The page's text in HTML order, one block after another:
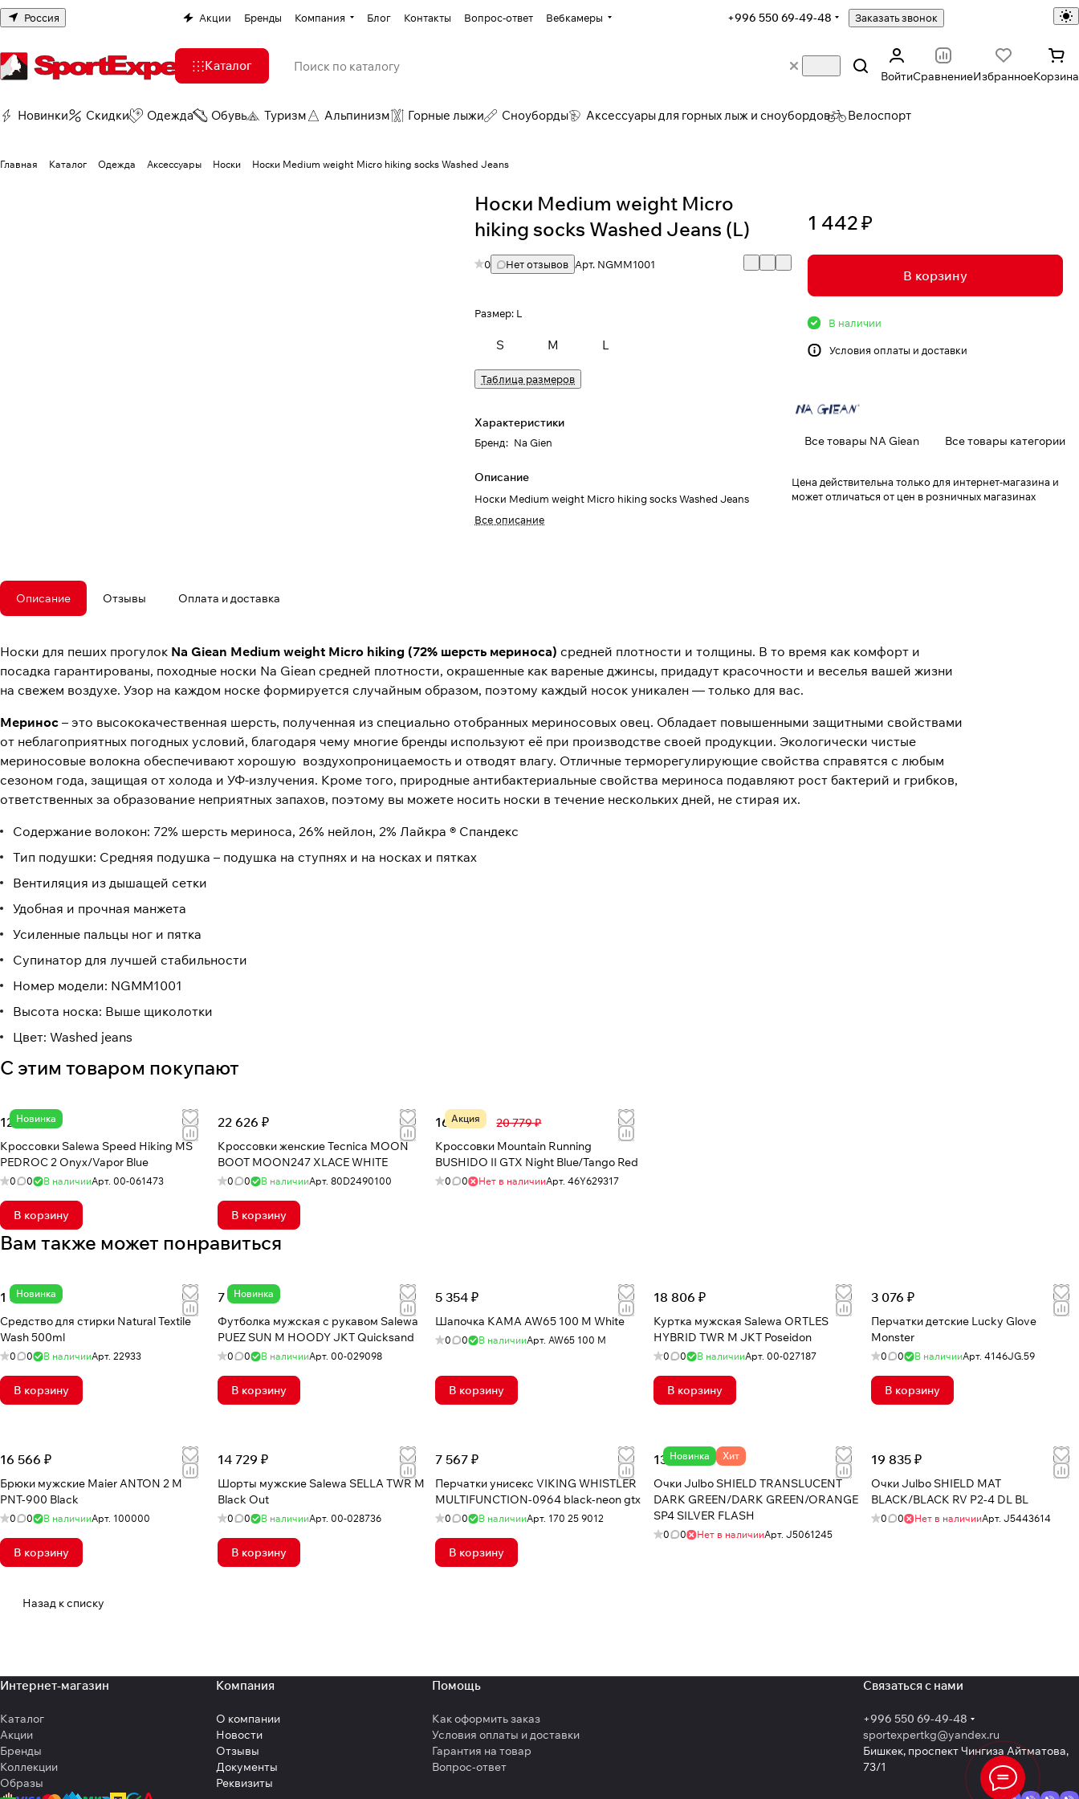
Россия Акции Бренды Компания Блог Контакты Вопрос-ответ Вебкамеры +996 550 69-49-48 Заказать звонок
Каталог
ВойтиСравнениеИзбранноеКорзина
Новинки Скидки Одежда Обувь Туризм Альпинизм Горные лыжи Сноуборды Аксессуары для горных лыж и сноубордов Велоспорт
Главная Каталог Одежда Аксессуары Носки Носки Medium weight Micro hiking socks Washed Jeans
Носки Medium weight Micro
hiking socks Washed Jeans (L)
0 Нет отзывов Арт. NGMM1001
Размер: L
S M L
Таблица размеров
Характеристики
Бренд: Na Gien
Описание
Носки Medium weight Micro hiking socks Washed Jeans
Все описание
1 442 ₽
В корзину
В наличии
Условия оплаты и доставки
Все товары NA Giean Все товары категории
Цена действительна только для интернет-магазина и
может отличаться от цен в розничных магазинах
Описание Отзывы Оплата и доставка
Носки для пеших прогулок Na Giean Medium weight Micro hiking (72% шерсть мериноса) средней плотности и толщины. В то время как комфорт и
посадка гарантированы, походные носки Na Giean средней плотности, окрашенные как вареные джинсы, придадут красочности и веселья вашей жизни
на свежем воздухе. Узор на каждом носке формируется случайным образом, поэтому каждый носок уникален — только для вас.
Меринос – это высококачественная шерсть, полученная из специально отобранных мериносовых овец. Обладает повышенными защитными свойствами
от неблагоприятных погодных условий, благодаря чему многие бренды используют её при производстве своей продукции. Экологически чистые
мериносовые волокна обеспечивают хорошую воздухопроницаемость и отводят влагу. Отличные терморегулирующие свойства справятся с любым
сезоном года, защищая от холода и УФ-излучения. Кроме того, природные антибактериальные свойства мериноса подавляют рост бактерий и грибков,
ответственных за образование неприятных запахов, поэтому вы можете носить носки в течение нескольких дней, не стирая их.
Содержание волокон: 72% шерсть мериноса, 26% нейлон, 2% Лайкра ® Спандекс
Тип подушки: Средняя подушка – подушка на ступнях и на носках и пятках
Вентиляция из дышащей сетки
Удобная и прочная манжета
Усиленные пальцы ног и пятка
Супинатор для лучшей стабильности
Номер модели: NGMM1001
Высота носка: Выше щиколотки
Цвет: Washed jeans
С этим товаром покупают
Новинка
12 571 ₽
Кроссовки Salewa Speed Hiking MS
PEDROC 2 Onyx/Vapor Blue
0 0 В наличииАрт. 00-061473
В корзину
22 626 ₽
Кроссовки женские Tecnica MOON
BOOT MOON247 XLACE WHITE
0 0 В наличииАрт.80D2490100
В корзину
Акция
16 308 ₽
20 779 ₽
Кроссовки Mountain Running
BUSHIDO II GTX Night Blue/Tango Red
0 0 Нет в наличииАрт.46Y629317
Вам также может понравиться
Новинка
1 892 ₽
Средство для стирки Natural Textile
Wash 500ml
0 0 В наличииАрт. 22933
В корзину
Новинка
7 612 ₽
Футболка мужская с рукавом Salewa
PUEZ SUN M HOODY JKT Quicksand
0 0 В наличииАрт.00-029098
В корзину
5 354 ₽
Шапочка КАМА AW65 100 M White
0 0 В наличииАрт.AW65 100 M
В корзину
18 806 ₽
Куртка мужская Salewa ORTLES
HYBRID TWR M JKT Poseidon
0 0 В наличииАрт. 00-027187
В корзину
3 076 ₽
Перчатки детские Lucky Glove
Monster
0 0 В наличииАрт. 4146JG.59
В корзину
16 566 ₽
Брюки мужские Maier ANTON 2 M
PNT-900 Black
0 0 В наличииАрт. 100000
В корзину
14 729 ₽
Шорты мужские Salewa SELLA TWR M
Black Out
0 0 В наличииАрт.00-028736
В корзину
7 567 ₽
Перчатки унисекс VIKING WHISTLER
MULTIFUNCTION-0964 black-neon gtx
0 0 В наличииАрт. 170 25 9012
В корзину
Новинка Хит
13 049 ₽
Очки Julbo SHIELD TRANSLUCENT
DARK GREEN/DARK GREEN/ORANGE
SP4 SILVER FLASH
0 0 Нет в наличииАрт. J5061245
19 835 ₽
Очки Julbo SHIELD MAT
BLACK/BLACK RV P2-4 DL BL
0 0 Нет в наличииАрт. J5443614
Назад к списку
Интернет-магазин
Каталог
Акции
Бренды
Коллекции
Образы
Компания
О компании
Новости
Отзывы
Документы
Реквизиты
Помощь
Как оформить заказ
Условия оплаты и доставки
Гарантия на товар
Вопрос-ответ
Связаться с нами
+996 550 69-49-48
sportexpertkg@yandex.ru
Бишкек, проспект Чингиза Айтматова,
73/1